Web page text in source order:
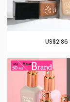
US$2.86